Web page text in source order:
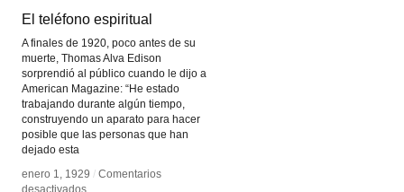
El teléfono espiritual
A finales de 1920, poco antes de su
muerte, Thomas Alva Edison
sorprendió al público cuando le dijo a
American Magazine: “He estado
trabajando durante algún tiempo,
construyendo un aparato para hacer
posible que las personas que han
dejado esta
enero 1, 1929 / Comentarios
desactivadosen
El teléfono espiritual
enero 1, 1929 / Comentarios
desactivadosen